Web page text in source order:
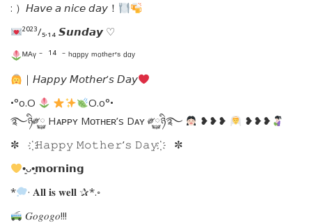
: ）𝘏𝘢𝘷𝘦 𝘢 𝘯𝘪𝘤𝘦 𝘥𝘢𝘺！
²⁰²³/₅.₁₄ 𝙎𝙪𝙣𝙙𝙖𝙮 ♡
ᴹᴬᵞ ⁻ ¹⁴ ⁻ ʰᵅᵖᵖʸ ᵐᵒᵗʰᵉʳ’ˢ ᵈᵅʸ
｜𝘏𝘢𝘱𝘱𝘺 𝘔𝘰𝘵𝘩𝘦𝘳’𝘴 𝘋𝘢𝘺
•°o.O
O.o°•
࿐ཉི༗࿆ Hᴀᴘᴘʏ Mᴏᴛʜᴇʀ’s Dᴀʏ ༗࿆ཉི࿐
❥❥❥
❥❥❥
✼ ҉ 𝙷𝚊𝚙𝚙𝚢 𝙼𝚘𝚝𝚑𝚎𝚛’𝚜 𝙳𝚊𝚢 ҉ ✼
•͈ᴗ•͈𝗺𝗼𝗿𝗻𝗶𝗻𝗴
*
· 𝐀𝐥𝐥 𝐢𝐬 𝐰𝐞𝐥𝐥 ✰*.◦ ​​​
𝐺𝑜𝑔𝑜𝑔𝑜!!!